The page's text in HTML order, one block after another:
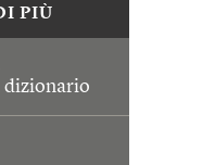
PIÙ
dizionario